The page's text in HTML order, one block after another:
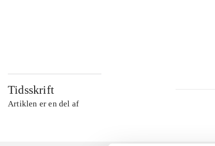
Tidsskrift
Artiklen er en del af